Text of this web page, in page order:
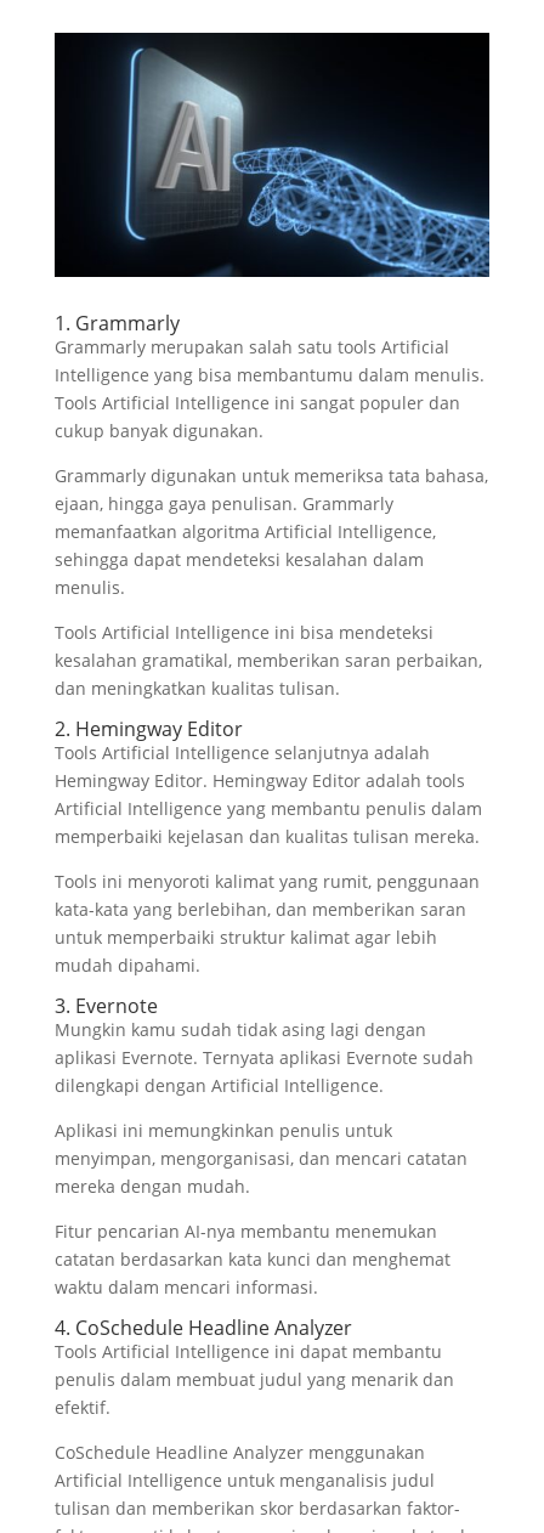
1. Grammarly
Grammarly merupakan salah satu tools Artificial
Intelligence yang bisa membantumu dalam menulis.
Tools Artificial Intelligence ini sangat populer dan
cukup banyak digunakan.
Grammarly digunakan untuk memeriksa tata bahasa,
ejaan, hingga gaya penulisan. Grammarly
memanfaatkan algoritma Artificial Intelligence,
sehingga dapat mendeteksi kesalahan dalam
menulis.
Tools Artificial Intelligence ini bisa mendeteksi
kesalahan gramatikal, memberikan saran perbaikan,
dan meningkatkan kualitas tulisan.
2. Hemingway Editor
Tools Artificial Intelligence selanjutnya adalah
Hemingway Editor. Hemingway Editor adalah tools
Artificial Intelligence yang membantu penulis dalam
memperbaiki kejelasan dan kualitas tulisan mereka.
Tools ini menyoroti kalimat yang rumit, penggunaan
kata-kata yang berlebihan, dan memberikan saran
untuk memperbaiki struktur kalimat agar lebih
mudah dipahami.
3. Evernote
Mungkin kamu sudah tidak asing lagi dengan
aplikasi Evernote. Ternyata aplikasi Evernote sudah
dilengkapi dengan Artificial Intelligence.
Aplikasi ini memungkinkan penulis untuk
menyimpan, mengorganisasi, dan mencari catatan
mereka dengan mudah.
Fitur pencarian AI-nya membantu menemukan
catatan berdasarkan kata kunci dan menghemat
waktu dalam mencari informasi.
4. CoSchedule Headline Analyzer
Tools Artificial Intelligence ini dapat membantu
penulis dalam membuat judul yang menarik dan
efektif.
CoSchedule Headline Analyzer menggunakan
Artificial Intelligence untuk menganalisis judul
tulisan dan memberikan skor berdasarkan faktor-